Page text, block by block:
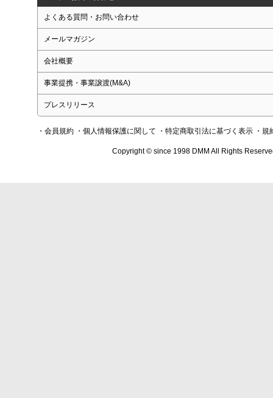
よくある質問・お問い合わせ
メールマガジン
会社概要
事業提携・事業譲渡(M&A)
プレスリリース
・会員規約 ・個人情報保護に関して ・特定商取引法に基づく表示 ・規
Copyright © since 1998 DMM All Rights